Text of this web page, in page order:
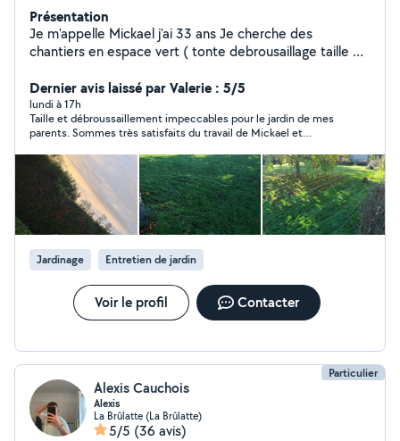
Présentation
Je m'appelle Mickael j'ai 33 ans Je cherche des
chantiers en espace vert ( tonte debrousaillage taille de
Dernier avis laissé par Valerie : 5/5
lundi à 17h
Taille et débroussaillement impeccables pour le jardin de mes
parents. Sommes très satisfaits du travail de Mickael et
disponibilité et sa gentillesse.
Jardinage Entretien de jardin
Voir le profil Contacter
Particulier
Alexis Cauchois
Alexis
La Brûlatte (La Brûlatte)
5/5 (36 avis)